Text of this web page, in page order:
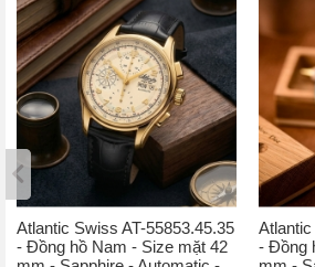
Atlantic Swiss AT-55853.45.35
- Đồng hồ Nam - Size mặt 42
- Đồng